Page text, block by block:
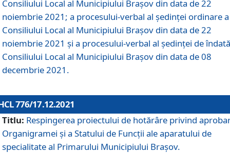
Consiliului Local al Municipiului Braşov din data de 22
noiembrie 2021; a procesului-verbal al şedinţei ordinare a
Consiliului Local al Municipiului Braşov din data de 22
noiembrie 2021 și a procesului-verbal al şedinţei de
Consiliului Local al Municipiului Braşov din data de 08
decembrie 2021.
776/17.12.2021
Titlu: Respingerea proiectului de hotărâre privind
Organigramei şi a Statului de Funcţii ale aparatului de
specialitate al Primarului Municipiului Braşov.